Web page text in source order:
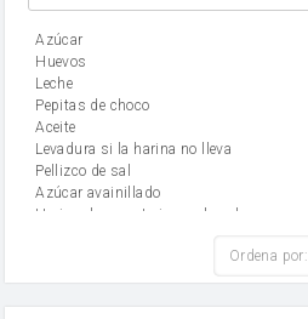
Azúcar
huevos
leche
Pepitas de choco
aceite
Levadura si la harina no lleva
Pellizco de sal
Azúcar avainillado
Harina de reposteria con levadura
mantequilla
Ordena por: